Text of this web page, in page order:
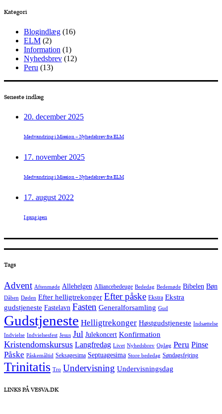
Kategori
Blogindlæg (16)
ELM (2)
Information (1)
Nyhedsbrev (12)
Peru (13)
Seneste indlæg
20. december 2025
Medvandring i Mission – Nyhedsbrev fra ELM
17. november 2025
Medvandring i Mission – Nyhedsbrev fra ELM
17. august 2022
I gang igen
Tags
Advent Aftenmøde Allehelgen Alliancebedeuge Bededag Bedemøde Bibelen Bøn
Dåben Døden Efter helligtrekonger Efter påske Ekstra Ekstra
gudstjeneste Fastelavn Fasten Generalforsamling Gud
Gudstjeneste Helligtrekonger Høstgudstjeneste Indsættelse
Indvielse Indvielsesfest Jesus Jul Julekoncert Konfirmation
Kristendomskursus Langfredag Livet Nyhedsbrev Oplæg Peru Pinse
Påske Påskemåltid Seksagesima Septuagesima Store bededag Søndagsfejring
Trinitatis Tro Undervisning Undervisningsdag
LINKS PÅ VESVA.DK